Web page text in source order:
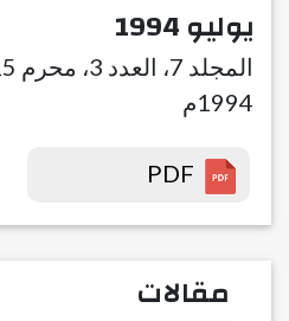
يوليو 1994
1994م
مقالات